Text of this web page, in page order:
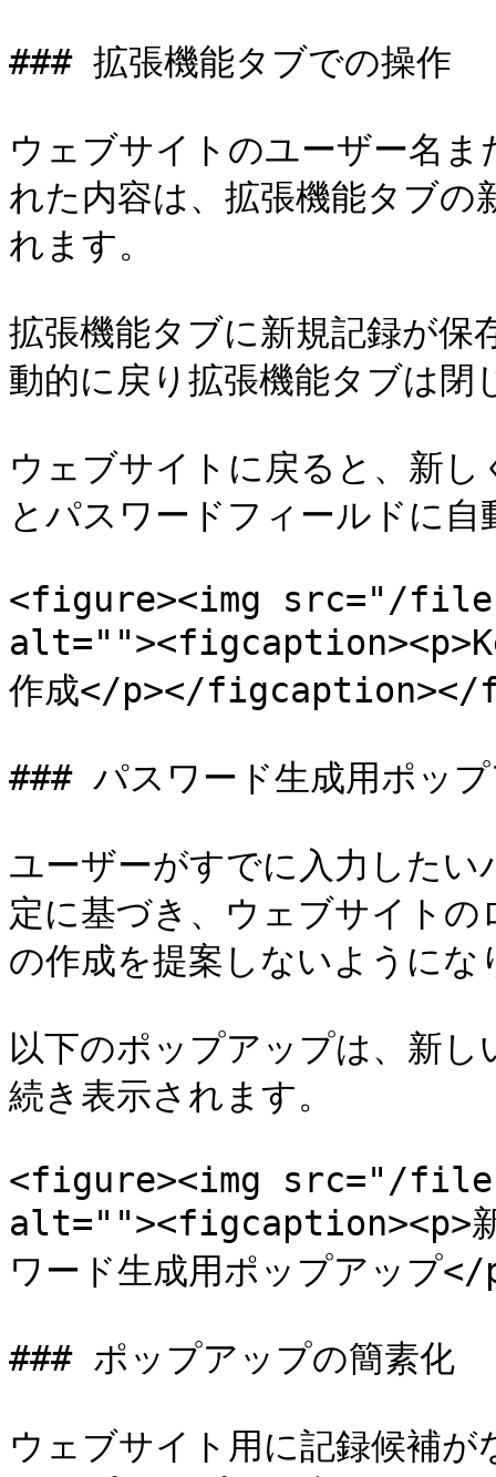
### 拡張機能タブでの操作
ウェブサイトのユーザー名
れた内容は、拡張機能タブの
れます。
拡張機能タブに新規記録が保
動的に戻り拡張機能タブは閉
ウェブサイトに戻ると、新
とパスワードフィールドに
<figure><img src="/files/
作成</p></
### パスワード生成用ポッ
ユーザーがすでに入力した
定に基づき、ウェブサイト
の作成を提案しないようにな
以下のポップアップは、新
続き表示されます。
<figure><img src="/files/
alt=""><figcaption><p>新
ワード生成用ポップアッ
### ポップアップの簡素化
ウェブサイト用に記録候補